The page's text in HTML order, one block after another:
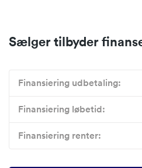
Sælger tilbyder
Finansiering udbetaling:
Finansiering løbetid:
Finansiering renter: